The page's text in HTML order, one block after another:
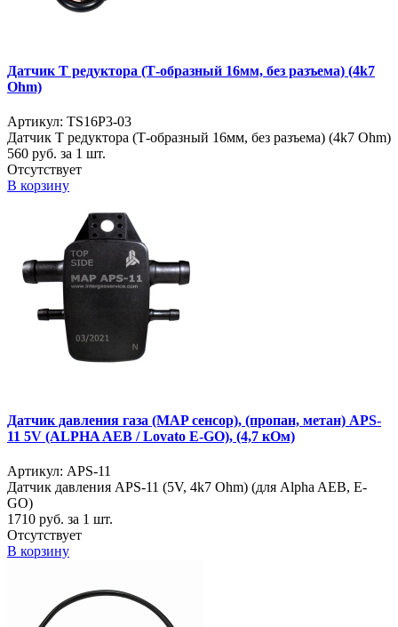
Датчик Т редуктора (Т-образный 16мм, без разъема) (4k7
Ohm)
Артикул: TS16P3-03
Датчик Т редуктора (Т-образный 16мм, без разъема) (4k7 Ohm)
560 руб. за 1 шт.
Отсутствует
В корзину
Датчик давления газа (MAP сенсор), (пропан, метан) APS-
11 5V (ALPHA AEB / Lovato E-GO), (4,7 кОм)
Артикул: APS-11
Датчик давления APS-11 (5V, 4k7 Ohm) (для Alpha AEB, E-
GO)
1710 руб. за 1 шт.
Отсутствует
В корзину